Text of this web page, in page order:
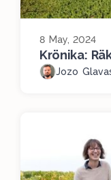
8 May, 2024
Krönika:
Jozo